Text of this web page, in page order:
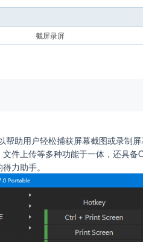
截屏录屏
帮助用户轻松捕获屏幕截图或录制
文件上传等多种功能于一体，还具
力助手。